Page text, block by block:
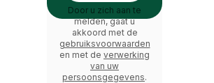
Door u zich aan te
melden, gaat u
akkoord met de
gebruiksvoorwaarden
en met de verwerking
van uw
persoonsgegevens.